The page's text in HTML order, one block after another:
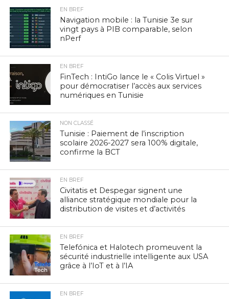
EN BREF
Navigation mobile : la Tunisie 3e sur
vingt pays à PIB comparable, selon
nPerf
EN BREF
FinTech : IntiGo lance le « Colis Virtuel »
pour démocratiser l’accès aux services
numériques en Tunisie
NON CLASSÉ
Tunisie : Paiement de l’inscription
scolaire 2026-2027 sera 100% digitale,
confirme la BCT
EN BREF
Civitatis et Despegar signent une
alliance stratégique mondiale pour la
distribution de visites et d’activités
EN BREF
Telefónica et Halotech promeuvent la
sécurité industrielle intelligente aux USA
grâce à l’IoT et à l’IA
EN BREF